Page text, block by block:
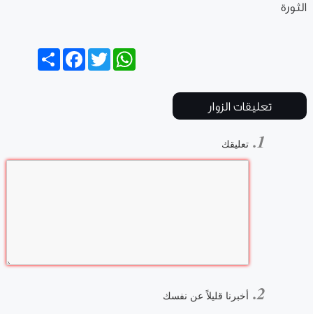
الثورة
Share
FacebookTwitter
WhatsApp
تعليقات الزوار
تعليقك
أخبرنا قليلاً عن نفسك